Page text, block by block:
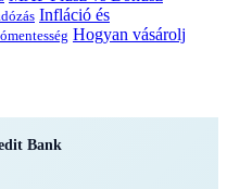
Infláció és
Hogyan vásárolj
Bank